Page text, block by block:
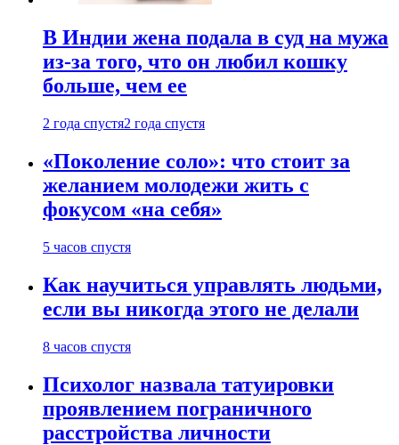
В Индии жена подала в суд на мужа
из-за того, что он любил кошку
больше, чем ее
2 года спустя2 года спустя
«Поколение соло»: что стоит за
желанием молодежи жить с
фокусом «на себя»
5 часов спустя
Как научиться управлять людьми,
если вы никогда этого не делали
8 часов спустя
Психолог назвала татуировки
проявлением пограничного
расстройства личности